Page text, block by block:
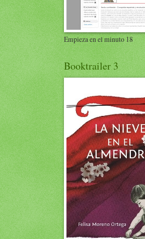
Empieza en el minuto 18
Booktrailer 3